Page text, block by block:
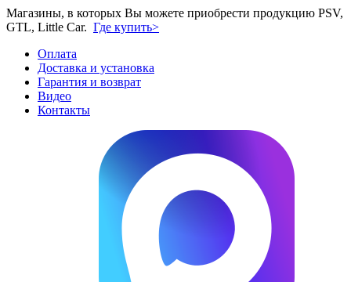
Магазины, в которых Вы можете приобрести продукцию PSV,
GTL, Little Car. Где купить>
Оплата
Доставка и установка
Гарантия и возврат
Видео
Контакты